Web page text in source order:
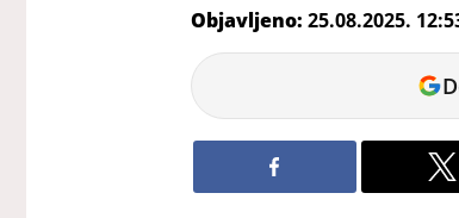
Objavljeno: 25.08.2025.
Tamara
Dragićević